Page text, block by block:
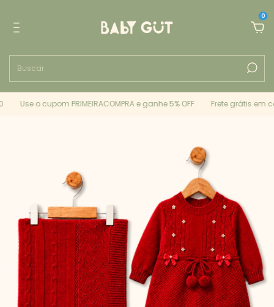
0
Use o cupom PRIMEIRACOMPRA e ganhe 5% OFF Frete grátis em